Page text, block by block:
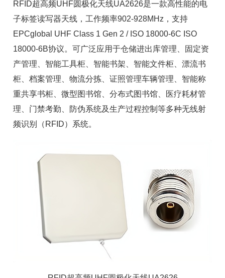
RFID超高频UHF圆极化天线UA2626是一款高性能的电
子标签读写器天线，工作频率902-928MHz，支持
EPCglobal UHF Class 1 Gen 2 / ISO 18000-6C ISO
18000-6B协议。可广泛应用于仓储进出库管理、
固定资
产管理
智能工具柜 、智能书架、 智能文件柜 、漂流书
柜、档案管理、物流分拣、证照管理车辆管理、智能称
重共享书柜、微型图书馆、分布式图书馆、
医疗耗材管
理 、门禁考勤、防伪系统及生产过程控制等多种无线射
频识别（RFID）系统。